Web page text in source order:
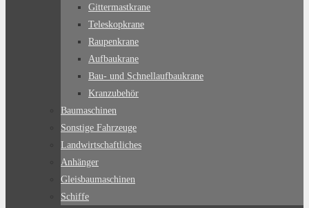
Gittermastkrane
Teleskopkrane
Raupenkrane
Aufbaukrane
Bau- und Schnellaufbaukrane
Kranzubehör
Baumaschinen
Sonstige Fahrzeuge
Landwirtschaftliches
Anhänger
Gleisbaumaschinen
Schiffe